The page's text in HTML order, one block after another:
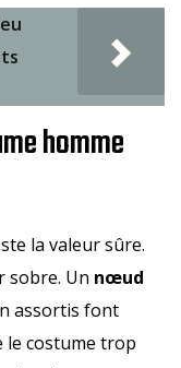
homme
la valeur sûre.
sobre. Un nœud
assortis font
le costume trop